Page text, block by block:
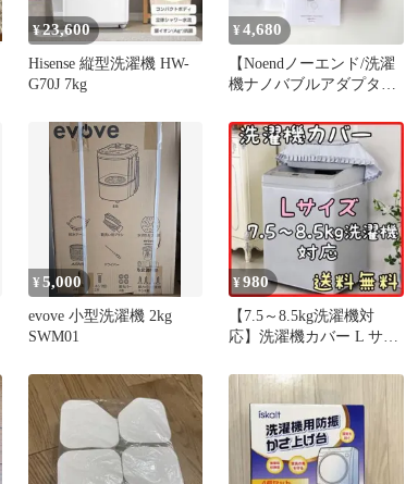
¥23,600
Hisense 縦型洗濯機 HW-
G70J 7kg
¥4,680
【Noendノーエンド/洗濯
機ナノバブルアダプター/
¥5,000
evove 小型洗濯機 2kg
SWM01
¥980
【7.5～8.5kg洗濯機対
応】洗濯機カバー L サイ